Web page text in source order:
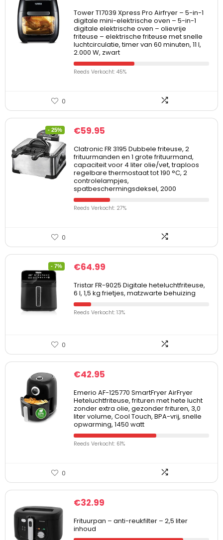
Tower T17039 Xpress Pro Airfryer – 5-in-1
digitale mini-elektrische oven – 5-in-1
digitale elektrische oven – olievrije
friteuse – elektrische friteuse met snelle
luchtcirculatie, timer van 60 minuten, 11 l,
2.000 W, zwart
Reeds Verkocht: 45%
0
- 25% €59.95
Clatronic FR 3195 Dubbele friteuse, 2
frituurmanden en 1 grote frituurmand,
capaciteit voor 4 liter olie/vet, traploos
regelbare thermostaat tot 190 °C, 2
controlelampjes,
spatbeschermingsdeksel, 2000
Reeds Verkocht: 27%
0
- 7% €64.99
Tristar FR-9025 Digitale heteluchtfriteuse,
6 l, 1,5 kg frietjes, matzwarte behuizing
Reeds Verkocht: 13%
0
€42.95
Emerio AF-125770 SmartFryer AirFryer
Heteluchtfriteuse, frituren met hete lucht
zonder extra olie, gezonder frituren, 3,0
liter volume, Cool Touch, BPA-vrij, snelle
opwarming, 1450 watt
Reeds Verkocht: 61%
0
€32.99
Frituurpan – anti-reukfilter – 2,5 liter
inhoud